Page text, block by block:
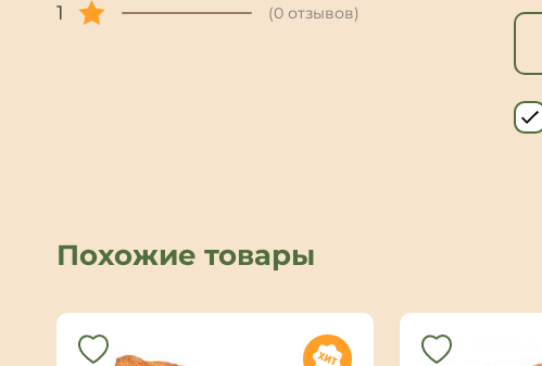
1 (0 отзывов)
Похожие товары